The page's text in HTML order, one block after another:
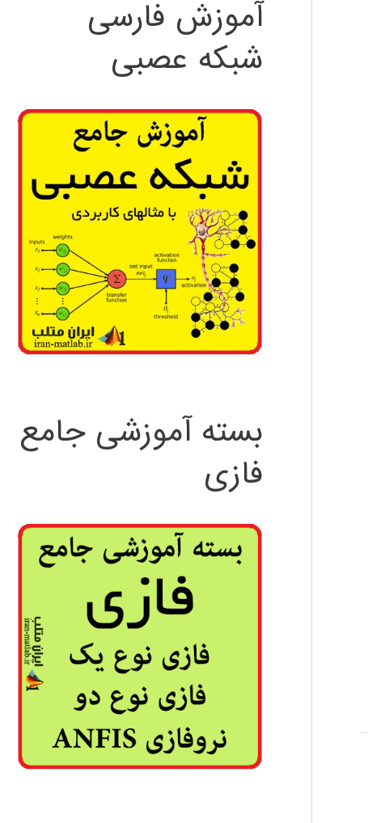
آموزش فارسی
شبکه عصبی
بسته آموزشی جامع
فازی